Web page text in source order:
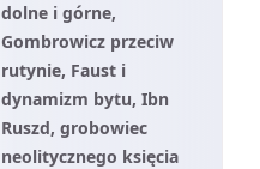
dolne i górne,
Gombrowicz przeciw
rutynie, Faust i
dynamizm bytu, Ibn
Ruszd, grobowiec
neolitycznego księcia